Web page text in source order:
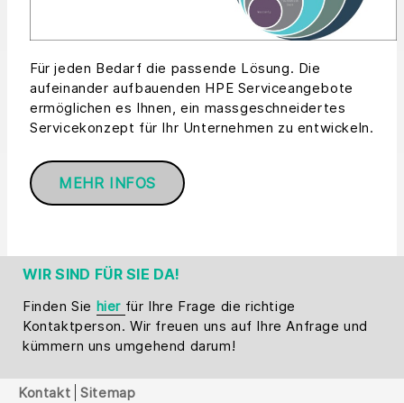
Für jeden Bedarf die passende Lösung. Die
aufeinander aufbauenden HPE Serviceangebote
ermöglichen es Ihnen, ein massgeschneidertes
Servicekonzept für Ihr Unternehmen zu entwickeln.
MEHR INFOS
WIR SIND FÜR SIE DA!
Finden Sie hier für Ihre Frage die richtige
Kontaktperson. Wir freuen uns auf Ihre Anfrage und
kümmern uns umgehend darum!
Kontakt Sitemap